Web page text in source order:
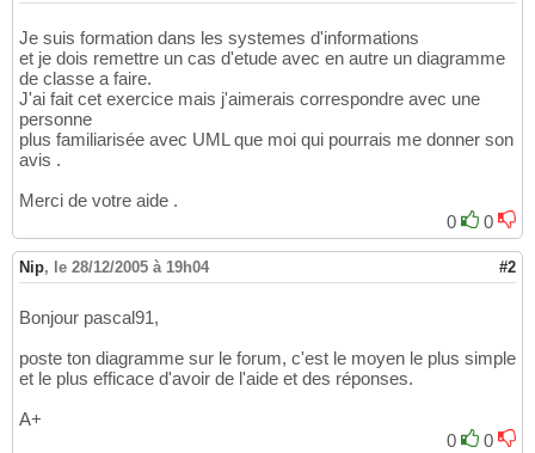
Je suis formation dans les systemes d'informations
et je dois remettre un cas d'etude avec en autre un diagramme
de classe a faire.
J'ai fait cet exercice mais j'aimerais correspondre avec une
personne
plus familiarisée avec UML que moi qui pourrais me donner son
avis .
Merci de votre aide .
0
0
Nip, le 28/12/2005 à 19h04 #2
Bonjour pascal91,
poste ton diagramme sur le forum, c'est le moyen le plus simple
et le plus efficace d'avoir de l'aide et des réponses.
A+
0
0